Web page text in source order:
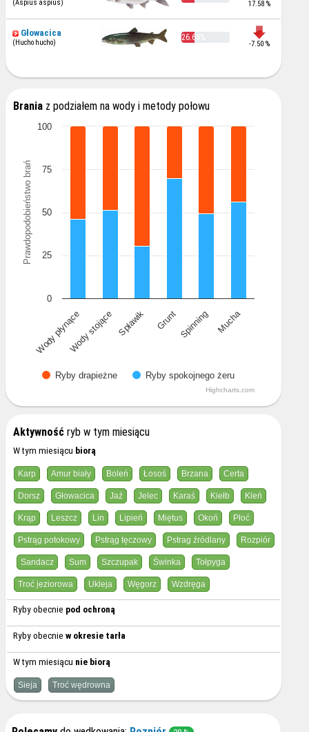
(Aspius aspius) 17.58 %
Głowacica
(Hucho hucho)
26.64%
-7.50 %
Brania z podziałem na wody i metody połowu
Prawdopodobieństwo brań
Ryby drapieżne Ryby spokojnego żeru
Wody płynąceWody stojące Spławik GruntSpinning Mucha
0
25
50
75
100
Highcharts.com
Aktywność ryb w tym miesiącu
W tym miesiącu biorą
Karp Amur biały Boleń Łosoś Brzana Certa
Dorsz Głowacica Jaź Jelec Karaś Kiełb Kleń
Krąp Leszcz Lin Lipień Miętus Okoń Płoć
Pstrąg potokowy Pstrąg tęczowy Pstrag źródlany Rozpiór
Sandacz Sum Szczupak Świnka Tołpyga
Troć jeziorowa Ukleja Węgorz Wzdręga
Ryby obecnie pod ochroną
Ryby obecnie w okresie tarła
W tym miesiącu nie biorą
Sieja Troć wędrowna